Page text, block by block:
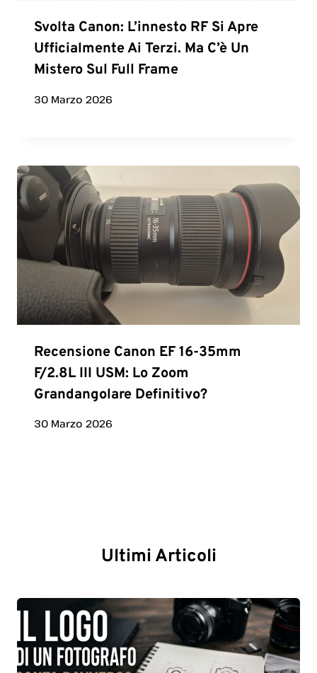
Svolta Canon: L’innesto RF Si Apre
Ufficialmente Ai Terzi. Ma C’è Un
Mistero Sul Full Frame
30 Marzo 2026
Recensione Canon EF 16-35mm
F/2.8L III USM: Lo Zoom
Grandangolare Definitivo?
30 Marzo 2026
Ultimi Articoli